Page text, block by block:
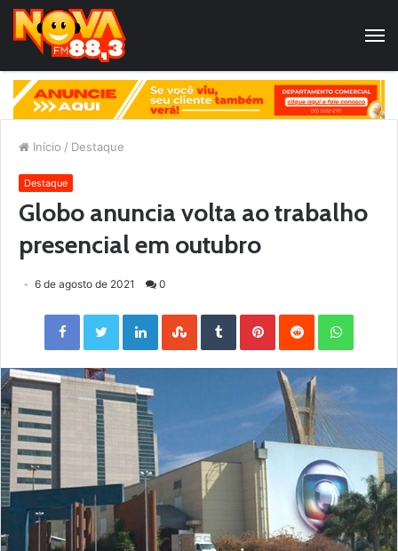
Início / Destaque
Destaque
Globo anuncia volta ao trabalho
presencial em outubro
6 de agosto de 2021 0
Facebook Twitter LinkedIn StumbleUpon Tumblr Pinterest Reddit